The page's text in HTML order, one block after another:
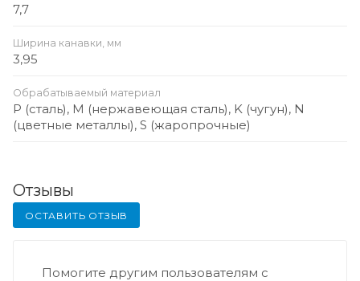
7,7
Ширина канавки, мм
3,95
Обрабатываемый материал
P (сталь), M (нержавеющая сталь), K (чугун), N
(цветные металлы), S (жаропрочные)
Отзывы
ОСТАВИТЬ ОТЗЫВ
Помогите другим пользователям с